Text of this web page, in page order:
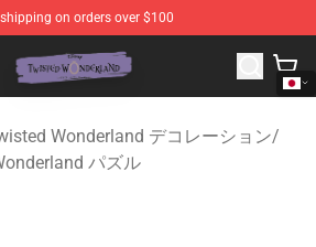
shipping on orders over $100
Store - Official Twisted
Wonderland デコレーション/
パズル